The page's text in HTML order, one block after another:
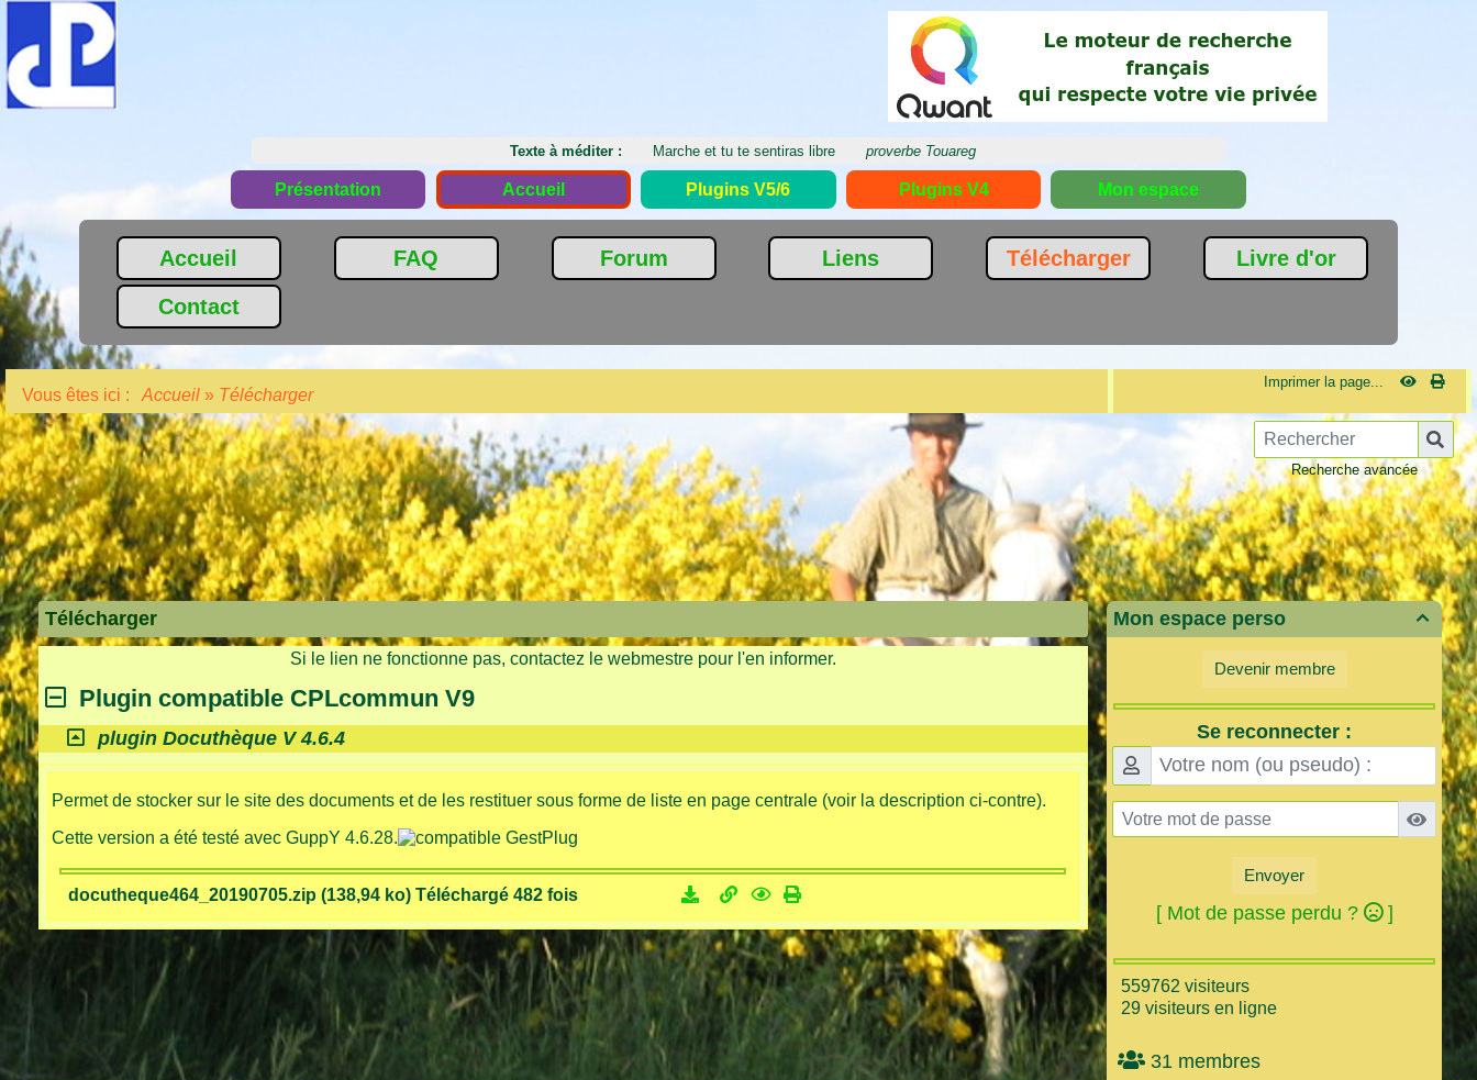
Texte à méditer : Marche et tu te sentiras libre proverbe Touareg
Présentation Accueil Plugins V5/6 Plugins V4 Mon espace
Accueil FAQ Forum Liens Télécharger
Livre d'or
Contact
Vous êtes ici : Accueil » Télécharger
Imprimer la page...
Recherche avancée
Télécharger
Si le lien ne fonctionne pas, contactez le webmestre pour l'en informer.
Plugin compatible CPLcommun V9
plugin Docuthèque V 4.6.4
Permet de stocker sur le site des documents et de les restituer sous forme de liste en page centrale (voir la description ci-contre).
Cette version a été testé avec GuppY 4.6.28.
docutheque464_20190705.zip (138,94 ko) Téléchargé 482 fois

Mon espace perso
Devenir membre
Se reconnecter :
Envoyer
[ Mot de passe perdu ? ]
559762 visiteurs
29 visiteurs en ligne
31 membres